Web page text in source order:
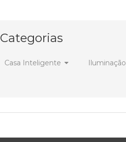
Categorias
Casa Inteligente Iluminação